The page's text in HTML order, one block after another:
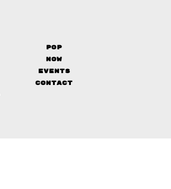
Pop
Now
Events
Contact